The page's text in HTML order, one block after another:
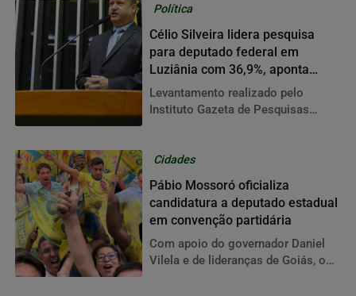
Política
Célio Silveira lidera pesquisa
para deputado federal em
Luziânia com 36,9%, aponta
IGAPE
Levantamento realizado pelo
Instituto Gazeta de Pesquisas
disputa eleitoral no município
Cidades
Pábio Mossoró oficializa
candidatura a deputado estadual
em convenção partidária
Com apoio do governador Daniel
Vilela e de lideranças de Goiás, o